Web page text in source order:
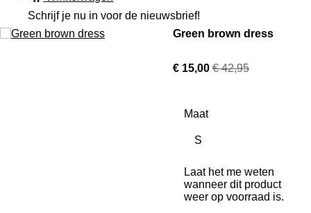
Schrijf je nu in voor de nieuwsbrief!
Green brown dress
€ 15,00 € 42,95
Maat
Laat het me weten
wanneer dit product
weer op voorraad is.